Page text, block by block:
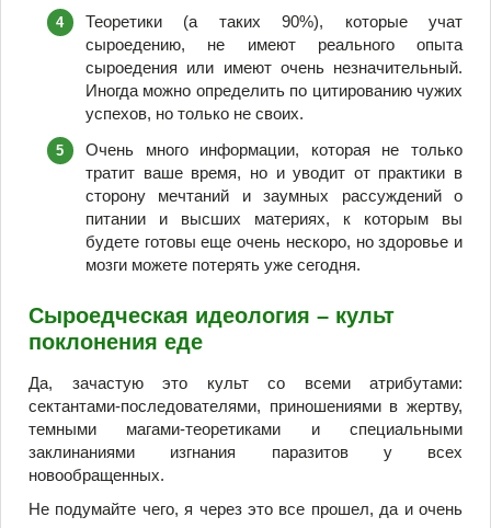
Теоретики (а таких 90%), которые учат
сыроедению, не имеют реального опыта
сыроедения или имеют очень незначительный.
Иногда можно определить по цитированию чужих
успехов, но только не своих.
Очень много информации, которая не только
тратит ваше время, но и уводит от практики в
сторону мечтаний и заумных рассуждений о
питании и высших материях, к которым вы
будете готовы еще очень нескоро, но здоровье и
мозги можете потерять уже сегодня.
Сыроедческая идеология – культ
поклонения еде
Да, зачастую это культ со всеми атрибутами:
сектантами-последователями, приношениями в жертву,
темными магами-теоретиками и специальными
заклинаниями изгнания паразитов у всех
новообращенных.
Не подумайте чего, я через это все прошел, да и очень